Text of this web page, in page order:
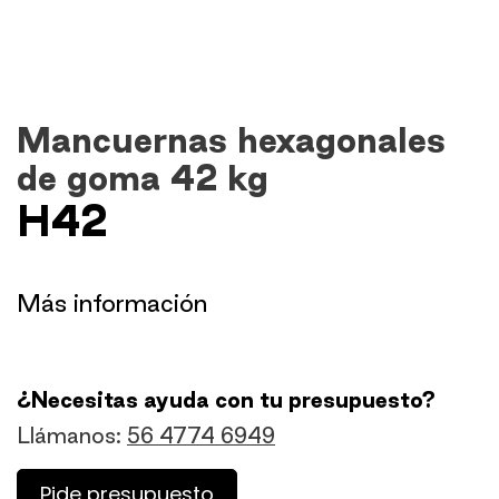
Mancuernas hexagonales
de goma 42 kg
H42
​Más información
¿Necesitas ayuda con tu presupuesto?
Llámanos: 56 4774 6949